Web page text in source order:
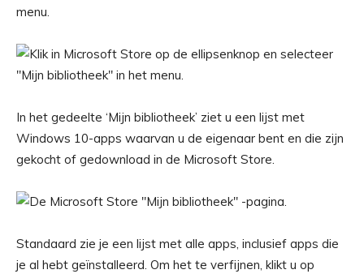
menu.
In het gedeelte ‘Mijn bibliotheek’ ziet u een lijst met
Windows 10-apps waarvan u de eigenaar bent en die zijn
gekocht of gedownload in de Microsoft Store.
Standaard zie je een lijst met alle apps, inclusief apps die
je al hebt geïnstalleerd. Om het te verfijnen, klikt u op